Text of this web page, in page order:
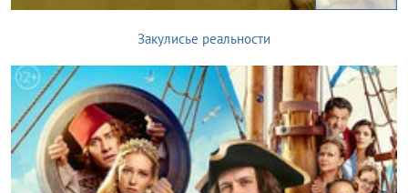
Закулисье реальности